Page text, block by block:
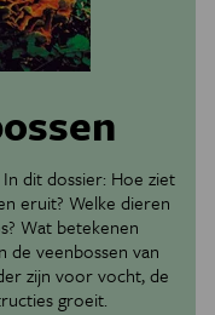
dit dossier: Hoe ziet
eruit? Welke dieren
Wat betekenen
de veenbossen van
zijn voor vocht, de
groeit.